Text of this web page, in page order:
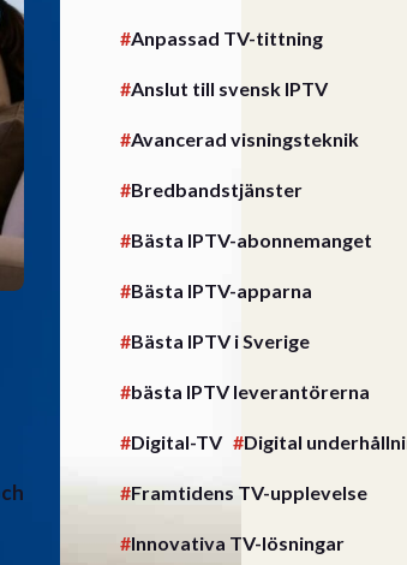
Anpassad TV-tittning
Anslut till svensk IPTV
Avancerad visningsteknik
Bredbandstjänster
Bästa IPTV-abonnemanget
Bästa IPTV-apparna
Bästa IPTV i Sverige
bästa IPTV leverantörerna
Digital-TV Digital
Framtidens TV-upplevelse
Innovativa TV-lösningar